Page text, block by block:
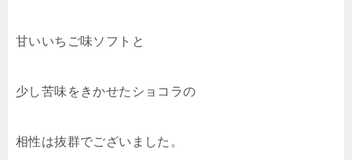
甘いいちご味ソフトと
少し苦味をきかせたショコラの
相性は抜群でございました。